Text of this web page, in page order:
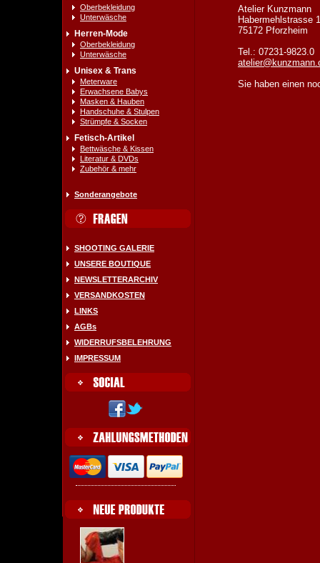
Oberbekleidung
Unterwäsche
Herren-Mode
Oberbekleidung
Unterwäsche
Unisex & Trans
Meterware
Erwachsene Babys
Masken & Hauben
Handschuhe & Stulpen
Strümpfe & Socken
Fetisch-Artikel
Bettwäsche & Kissen
Literatur & DVDs
Zubehör & mehr
Sonderangebote
SHOOTING GALERIE
UNSERE BOUTIQUE
NEWSLETTERARCHIV
VERSANDKOSTEN
LINKS
AGBs
WIDERRUFSBELEHRUNG
IMPRESSUM
Atelier Kunzmann
Habermehlstrasse
75172 Pforzheim
Tel.: 07231-9823.0
Sie haben einen